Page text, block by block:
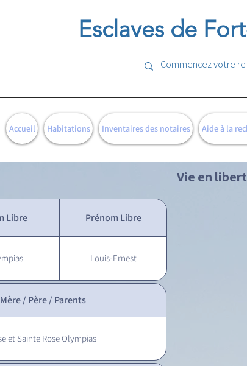
Esclaves de
Accueil Habitations Inventaires des notaires Aide à la
Vie en
Libre Prénom Libre
Louis-Ernest
Mère / Père / Parents
et Sainte Rose Olympias